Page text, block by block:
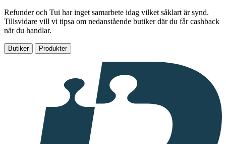
Refunder och Tui har inget samarbete idag vilket såklart är synd.
Tillsvidare vill vi tipsa om nedanstående butiker där du får cashback
när du handlar.
Butiker Produkter